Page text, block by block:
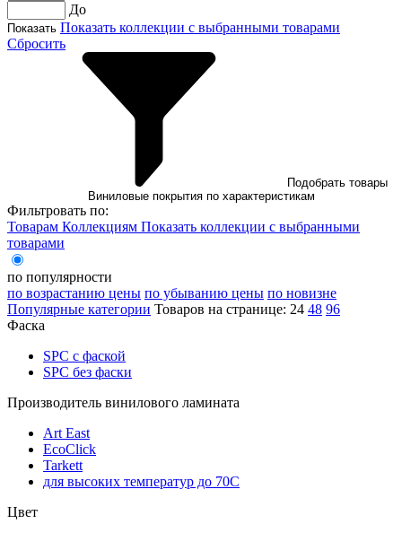
До
Показать Показать коллекции с выбранными товарами
Сбросить
Виниловые покрытия по характеристикам
Фильтровать по:
Товарам Коллекциям Показать коллекции с выбранными
товарами
по популярности
по возрастанию цены по убыванию цены по новизне
Популярные категории Товаров на странице: 24 48 96
Фаска
SPC с фаской
SPC без фаски
Производитель винилового ламината
Art East
EcoClick
Tarkett
для высоких температур до 70С
Цвет